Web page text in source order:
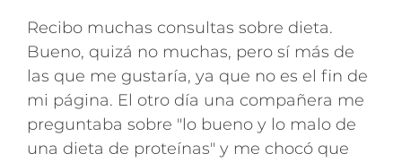
Recibo muchas consultas sobre dieta.
Bueno, quizá no muchas, pero sí más de
las que me gustaría, ya que no es el fin de
mi página. El otro día una compañera me
preguntaba sobre "lo bueno y lo malo de
una dieta de proteínas" y me chocó que